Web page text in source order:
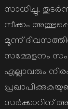
സാധിച്ചു.
നീക്കം
മൂന്ന്
സമ്മേളനം
എല്ലാവരും
സർക്കാറിന്